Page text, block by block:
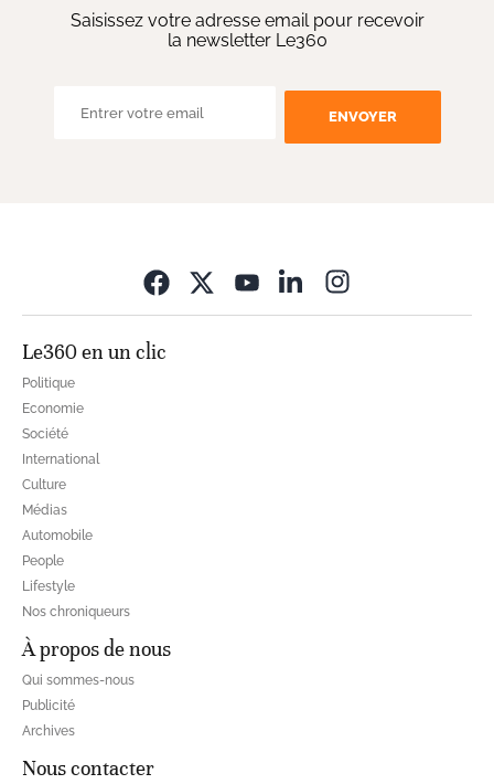
Saisissez votre adresse email pour recevoir
la newsletter Le360
ENVOYER
Le360 en un clic
Politique
Economie
Société
International
Culture
Médias
Automobile
People
Lifestyle
Nos chroniqueurs
À propos de nous
Qui sommes-nous
Publicité
Archives
Nous contacter